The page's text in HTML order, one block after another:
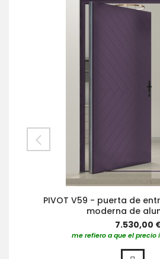
PIVOT V59 - puerta de
moderna de
7.530,00
me refiero a que el precio